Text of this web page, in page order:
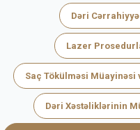
Dəri
Lazer
Saç Tökülməsi Müayinəsi
Dəri Xəstəliklərinin